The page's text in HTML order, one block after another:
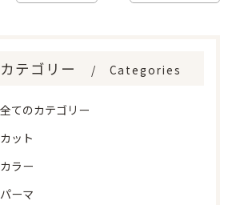
カテゴリー Categories
全てのカテゴリー
カット
カラー
パーマ